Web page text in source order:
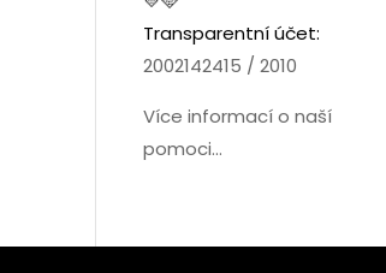
Transparentní účet:
2002142415 / 2010
Více informací o naší
pomoci...